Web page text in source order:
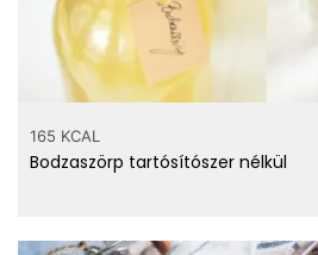
165 KCAL
Bodzaszörp tartósítószer nélkül